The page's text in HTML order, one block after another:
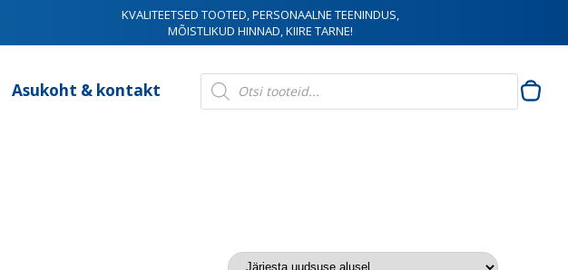
KVALITEETSED TOOTED, PERSONAALNE TEENINDUS,
MÕISTLIKUD HINNAD, KIIRE TARNE!
Asukoht & kontakt
Products
search